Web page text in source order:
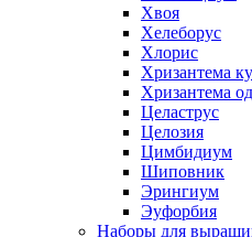
Хвоя
Хелеборус
Хлорис
Хризантема
Хризантема
Целаструс
Целозия
Цимбидиум
Шиповник
Эрингиум
Эуфорбия
Наборы для